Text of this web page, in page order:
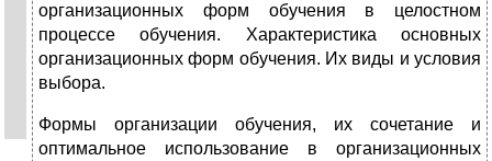
организационных форм обучения в целостном
процессе обучения. Характеристика основных
организационных форм обучения. Их виды и условия
выбора.
Формы организации обучения, их сочетание и
оптимальное использование в организационных